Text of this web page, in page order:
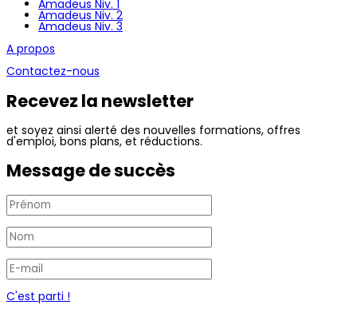
Amadeus Niv. 1
Amadeus Niv. 2
Amadeus Niv. 3
A propos
Contactez-nous
Recevez la newsletter
et soyez ainsi alerté des nouvelles formations, offres
d'emploi, bons plans, et réductions.
Message de succès
C'est parti !